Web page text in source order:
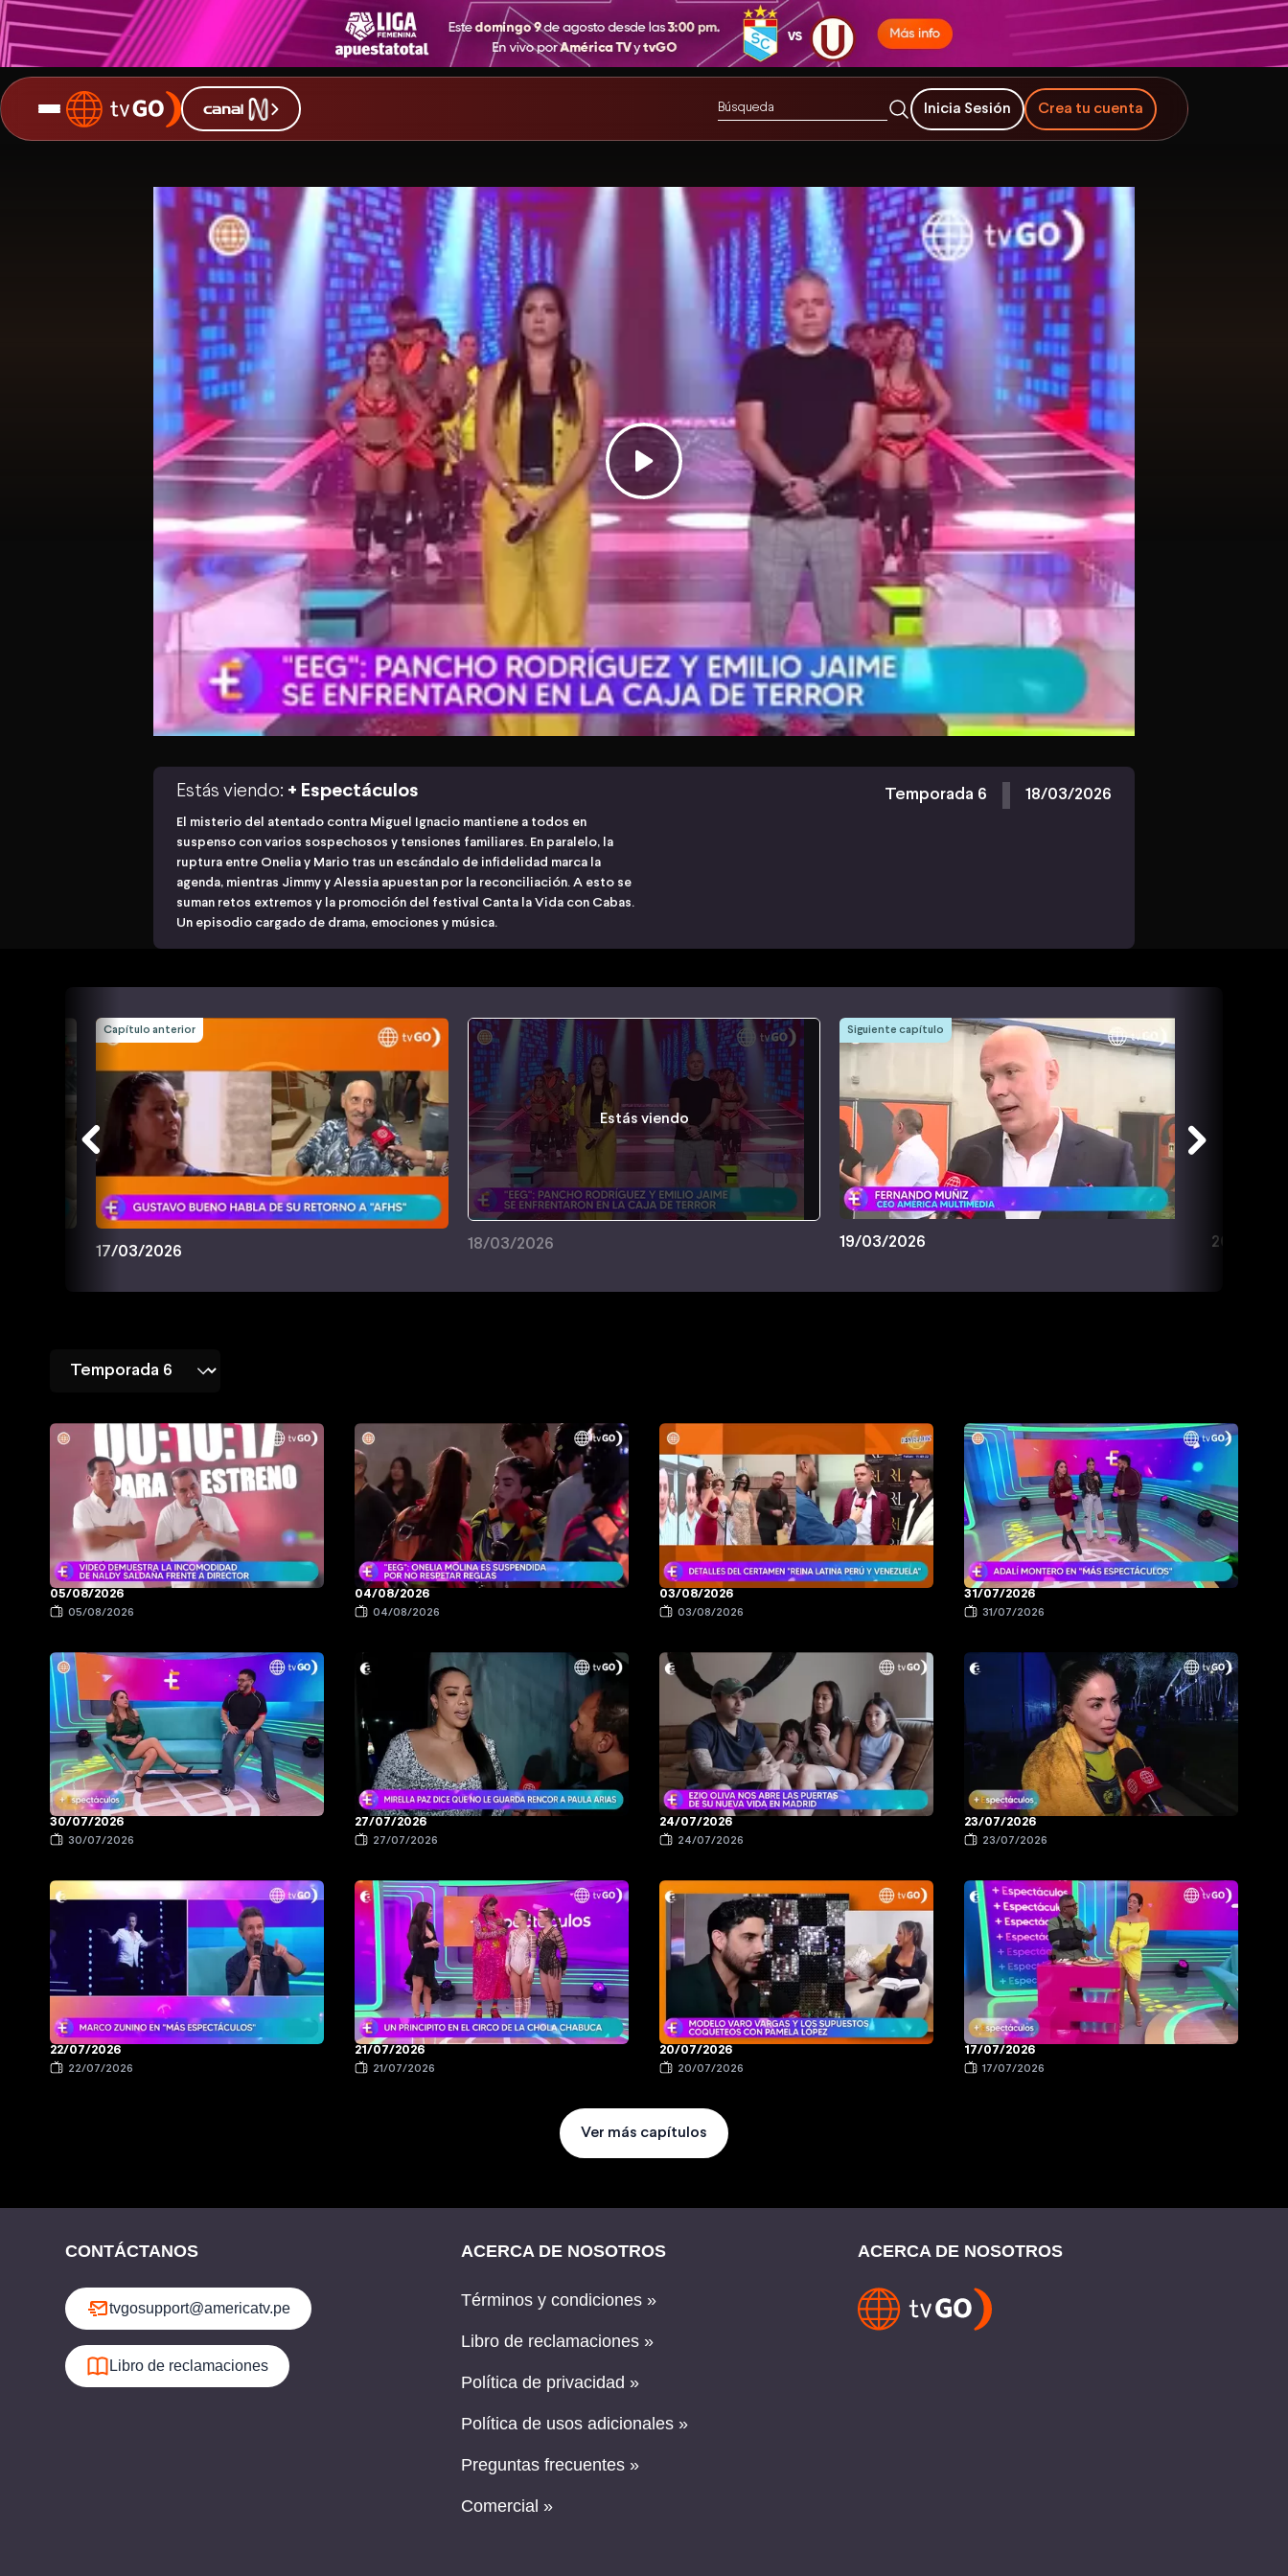
Inicia Sesión Crea tu cuenta
Estás viendo: + Espectáculos
El misterio del atentado contra Miguel Ignacio mantiene a todos en
suspenso con varios sospechosos y tensiones familiares. En paralelo, la
ruptura entre Onelia y Mario tras un escándalo de infidelidad marca la
agenda, mientras Jimmy y Alessia apuestan por la reconciliación. A esto se
suman retos extremos y la promoción del festival Canta la Vida con Cabas.
Un episodio cargado de drama, emociones y música.
Temporada 6 18/03/2026
Capítulo anterior
17/03/2026
Estás viendo
18/03/2026
Siguiente capítulo
19/03/2026 20/03/
05/08/2026
05/08/2026
04/08/2026
04/08/2026
03/08/2026
03/08/2026
31/07/2026
31/07/2026
30/07/2026
30/07/2026
27/07/2026
27/07/2026
24/07/2026
24/07/2026
23/07/2026
23/07/2026
22/07/2026
22/07/2026
21/07/2026
21/07/2026
20/07/2026
20/07/2026
17/07/2026
17/07/2026
Ver más capítulos
CONTÁCTANOS
tvgosupport@americatv.pe
Libro de reclamaciones
ACERCA DE NOSOTROS
Términos y condiciones »
Libro de reclamaciones »
Política de privacidad »
Política de usos adicionales »
Preguntas frecuentes »
Comercial »
ACERCA DE NOSOTROS